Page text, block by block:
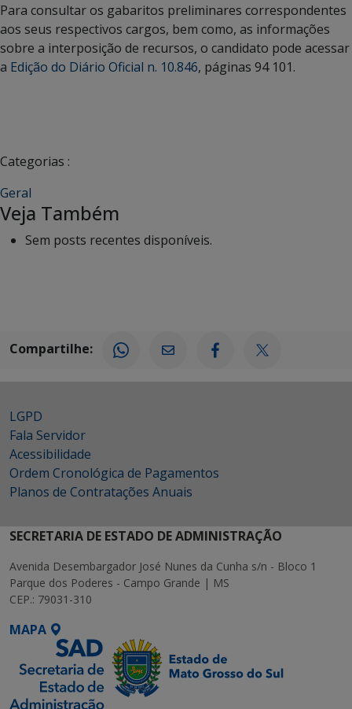
Para consultar os gabaritos preliminares correspondentes
aos seus respectivos cargos, bem como, as informações
sobre a interposição de recursos, o candidato pode acessar
a Edição do Diário Oficial n. 10.846, páginas 94 101.
Categorias :
Geral
Veja Também
Sem posts recentes disponíveis.
Compartilhe:
LGPD
Fala Servidor
Acessibilidade
Ordem Cronológica de Pagamentos
Planos de Contratações Anuais
SECRETARIA DE ESTADO DE ADMINISTRAÇÃO
Avenida Desembargador José Nunes da Cunha s/n - Bloco 1
Parque dos Poderes - Campo Grande | MS
CEP.: 79031-310
MAPA